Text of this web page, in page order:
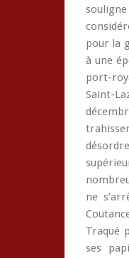
pour la
à une
port-
Saint-
ne
Traqué
ses